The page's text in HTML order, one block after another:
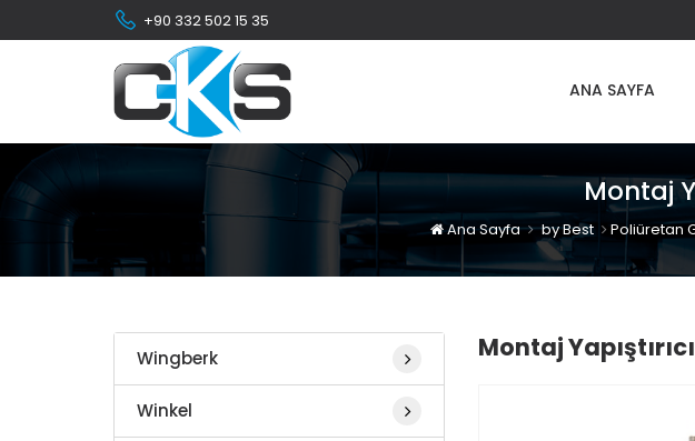
+90 332 502 15 35
ANA SAYFA
Montaj
Ana Sayfa by Best Poliüretan
Montaj
Wingberk
Winkel